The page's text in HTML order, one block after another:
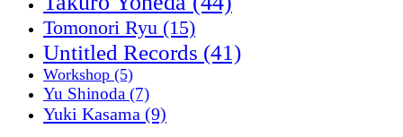
Tomonori Ryu (15)
Untitled Records (41)
Workshop (5)
Yu Shinoda (7)
Yuki Kasama (9)